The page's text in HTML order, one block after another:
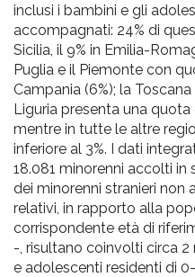
inclusi i bambini e gli
accompagnati: 24% di
Sicilia, il 9% in Emilia-
Puglia e il Piemonte con
Campania (6%); la
Liguria presenta una quota
mentre in tutte le altre
inferiore al 3%. I dati
18.081 minorenni accolti
dei minorenni stranieri non
relativi, in rapporto alla
corrispondente età di
-, risultano coinvolti circa
e adolescenti residenti di